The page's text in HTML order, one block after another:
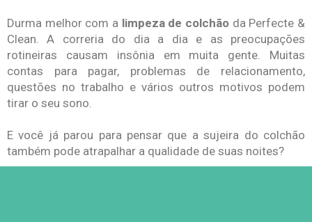
Durma melhor com a limpeza de colchão da Perfecte &
Clean. A correria do dia a dia e as preocupações
rotineiras causam insônia em muita gente. Muitas
contas para pagar, problemas de relacionamento,
questões no trabalho e vários outros motivos podem
tirar o seu sono.
E você já parou para pensar que a sujeira do colchão
também pode atrapalhar a qualidade de suas noites?